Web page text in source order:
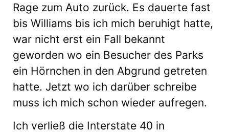
Rage zum Auto zurück. Es dauerte fast
bis Williams bis ich mich beruhigt hatte,
war nicht erst ein Fall bekannt
geworden wo ein Besucher des Parks
ein Hörnchen in den Abgrund getreten
hatte. Jetzt wo ich darüber schreibe
muss ich mich schon wieder aufregen.
Ich verließ die Interstate 40 in